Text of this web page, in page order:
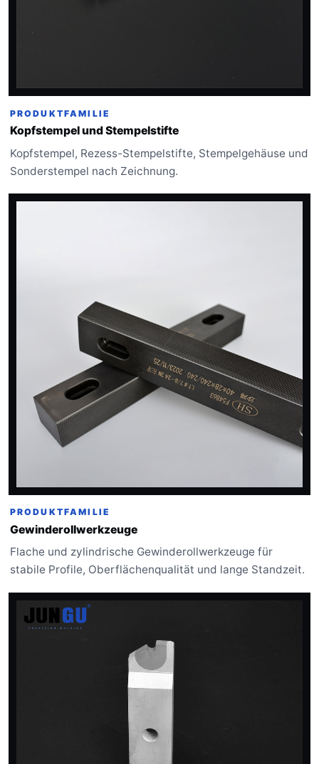
PRODUKTFAMILIE
Kopfstempel und Stempelstifte
Kopfstempel, Rezess-Stempelstifte, Stempelgehäuse und
Sonderstempel nach Zeichnung.
PRODUKTFAMILIE
Gewinderollwerkzeuge
Flache und zylindrische Gewinderollwerkzeuge für
stabile Profile, Oberflächenqualität und lange Standzeit.